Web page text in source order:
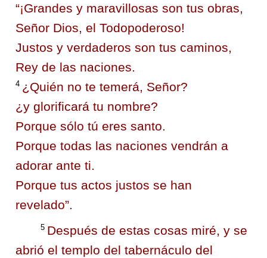
“¡Grandes y maravillosas son tus obras,
Señor Dios, el Todopoderoso!
Justos y verdaderos son tus caminos,
Rey de las naciones.
4 ¿Quién no te temerá, Señor?
¿y glorificará tu nombre?
Porque sólo tú eres santo.
Porque todas las naciones vendrán a
adorar ante ti.
Porque tus actos justos se han
revelado”.
5 Después de estas cosas miré, y se
abrió el templo del tabernáculo del